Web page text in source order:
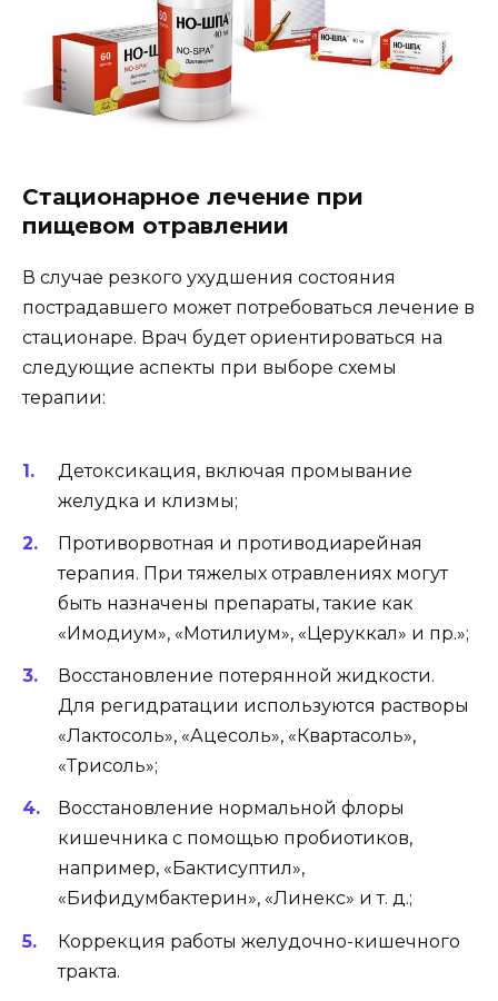
Стационарное лечение при
пищевом отравлении
В случае резкого ухудшения состояния
пострадавшего может потребоваться лечение в
стационаре. Врач будет ориентироваться на
следующие аспекты при выборе схемы
терапии:
Детоксикация, включая промывание
желудка и клизмы;
Противорвотная и противодиарейная
терапия. При тяжелых отравлениях могут
быть назначены препараты, такие как
«Имодиум», «Мотилиум», «Церуккал» и пр.»;
Восстановление потерянной жидкости.
Для регидратации используются растворы
«Лактосоль», «Ацесоль», «Квартасоль»,
«Трисоль»;
Восстановление нормальной флоры
кишечника с помощью пробиотиков,
например, «Бактисуптил»,
«Бифидумбактерин», «Линекс» и т. д.;
Коррекция работы желудочно-кишечного
тракта.